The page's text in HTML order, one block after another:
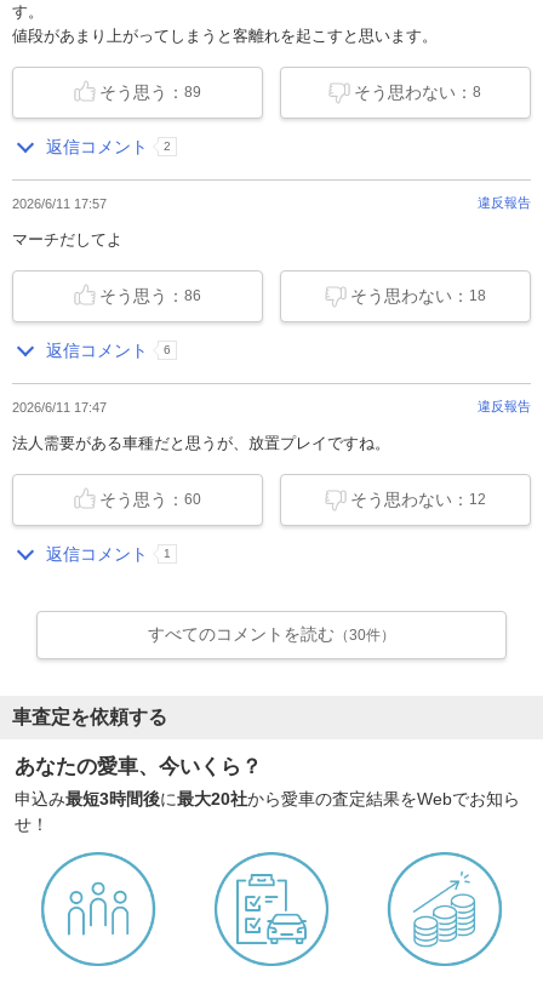
す。
値段があまり上がってしまうと客離れを起こすと思います。
そう思わない：8
そう思う：89
返信コメント 2
2026/6/11 17:57 違反報告
マーチだしてよ
そう思わない： 18
そう思う：86
返信コメント 6
2026/6/11 17:47 違反報告
法人需要がある車種だと思うが、放置プレイですね。
そう思わない： 12
そう思う：60
返信コメント 1
すべてのコメントを読む （30件）
車査定を依頼する
あなたの愛車、今いくら？
申込み最短3時間後に最大20社から愛車の査定結果をWebでお知ら
せ！